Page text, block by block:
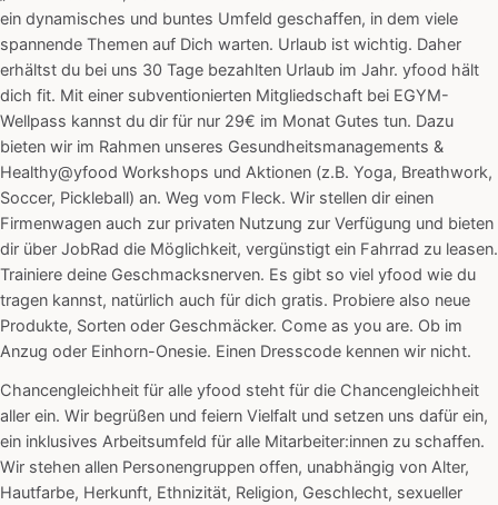
ein dynamisches und buntes Umfeld geschaffen, in dem viele
spannende Themen auf Dich warten. Urlaub ist wichtig. Daher
erhältst du bei uns 30 Tage bezahlten Urlaub im Jahr. yfood hält
dich fit. Mit einer subventionierten Mitgliedschaft bei EGYM-
Wellpass kannst du dir für nur 29€ im Monat Gutes tun. Dazu
bieten wir im Rahmen unseres Gesundheitsmanagements &
Healthy@yfood Workshops und Aktionen (z.B. Yoga, Breathwork,
Soccer, Pickleball) an. Weg vom Fleck. Wir stellen dir einen
Firmenwagen auch zur privaten Nutzung zur Verfügung und bieten
dir über JobRad die Möglichkeit, vergünstigt ein Fahrrad zu leasen.
Trainiere deine Geschmacksnerven. Es gibt so viel yfood wie du
tragen kannst, natürlich auch für dich gratis. Probiere also neue
Produkte, Sorten oder Geschmäcker. Come as you are. Ob im
Anzug oder Einhorn-Onesie. Einen Dresscode kennen wir nicht.
Chancengleichheit für alle yfood steht für die Chancengleichheit
aller ein. Wir begrüßen und feiern Vielfalt und setzen uns dafür ein,
ein inklusives Arbeitsumfeld für alle Mitarbeiter:innen zu schaffen.
Wir stehen allen Personengruppen offen, unabhängig von Alter,
Hautfarbe, Herkunft, Ethnizität, Religion, Geschlecht, sexueller